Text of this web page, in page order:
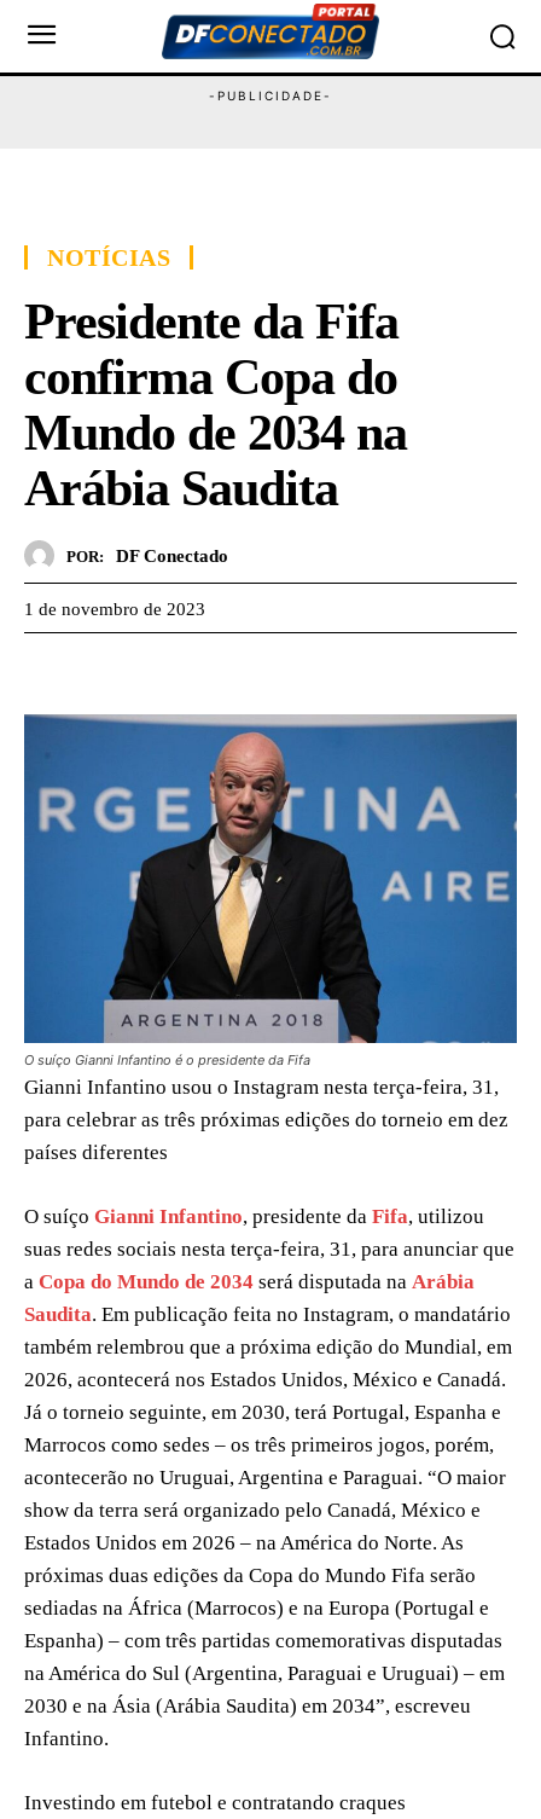
NOTÍCIAS
Presidente da Fifa
confirma Copa do
Mundo de 2034 na
Arábia Saudita
POR: DF Conectado
1 de novembro de 2023
O suíço Gianni Infantino é o presidente da Fifa
Gianni Infantino usou o Instagram nesta terça-feira, 31,
para celebrar as três próximas edições do torneio em dez
países diferentes
O suíço Gianni Infantino, presidente da Fifa, utilizou
suas redes sociais nesta terça-feira, 31, para anunciar que
a Copa do Mundo de 2034 será disputada na Arábia
Saudita. Em publicação feita no Instagram, o mandatário
também relembrou que a próxima edição do Mundial, em
2026, acontecerá nos Estados Unidos, México e Canadá.
Já o torneio seguinte, em 2030, terá Portugal, Espanha e
Marrocos como sedes – os três primeiros jogos, porém,
acontecerão no Uruguai, Argentina e Paraguai. “O maior
show da terra será organizado pelo Canadá, México e
Estados Unidos em 2026 – na América do Norte. As
próximas duas edições da Copa do Mundo Fifa serão
sediadas na África (Marrocos) e na Europa (Portugal e
Espanha) – com três partidas comemorativas disputadas
na América do Sul (Argentina, Paraguai e Uruguai) – em
2030 e na Ásia (Arábia Saudita) em 2034”, escreveu
Infantino.
Investindo em futebol e contratando craques